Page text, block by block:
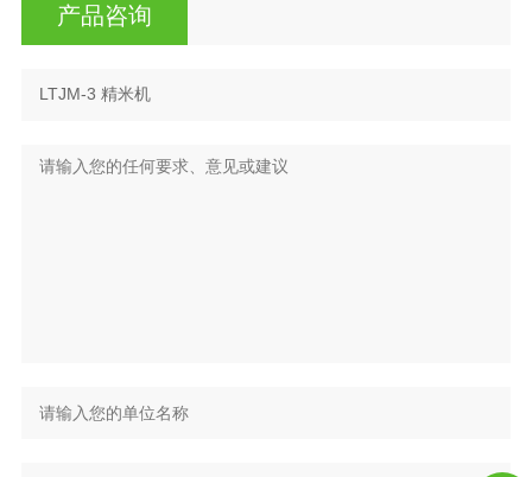
产品咨询